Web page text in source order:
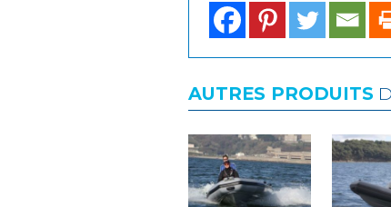
AUTRES PRODUITS